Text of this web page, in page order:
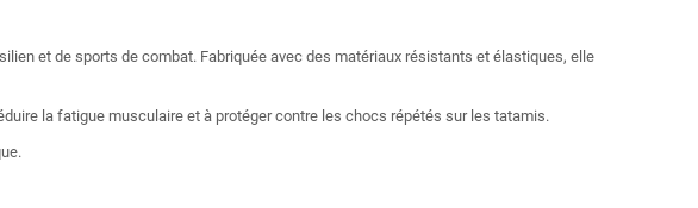
et de sports de combat. Fabriquée avec des matériaux résistants et élastiques, elle
la fatigue musculaire et à protéger contre les chocs répétés sur les tatamis.